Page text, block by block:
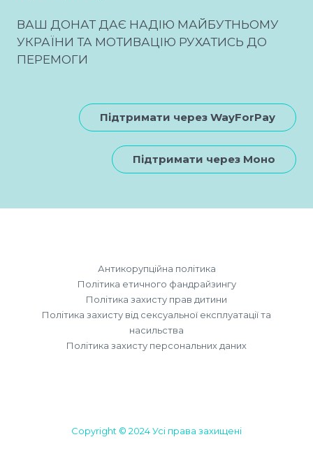
ВАШ ДОНАТ ДАЄ НАДІЮ МАЙБУТНЬОМУ
УКРАЇНИ ТА МОТИВАЦІЮ РУХАТИСЬ ДО
ПЕРЕМОГИ
Підтримати через WayForPay
Підтримати через Моно
Антикорупційна політика
Політика етичного фандрайзингу
Політика захисту прав дитини
Політика захисту від сексуальної експлуатації та
насильства
Політика захисту персональних даних
Copyright © 2024 Усі права захищені